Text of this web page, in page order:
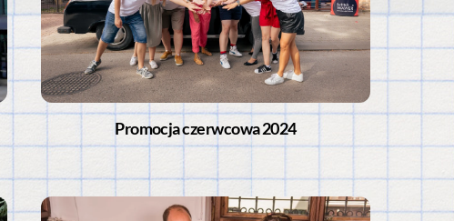
Promocja czerwcowa 2024